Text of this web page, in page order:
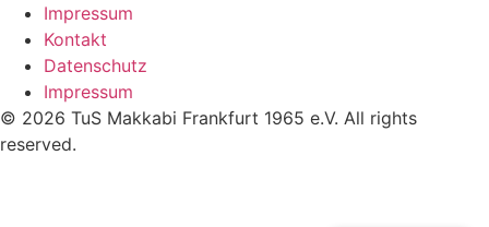
Impressum
Kontakt
Datenschutz
Impressum
© 2026 TuS Makkabi Frankfurt 1965 e.V. All rights
reserved.